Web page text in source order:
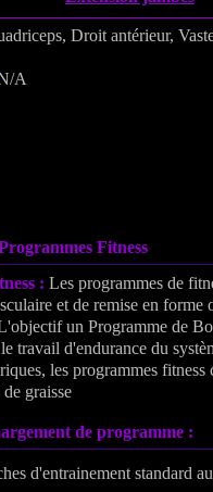
Droit antérieur,
A
Fitness
: Les programmes de
et de remise en forme
un Programme de
travail d'endurance du
les programmes
graisse
de programme :
d'entrainement standard